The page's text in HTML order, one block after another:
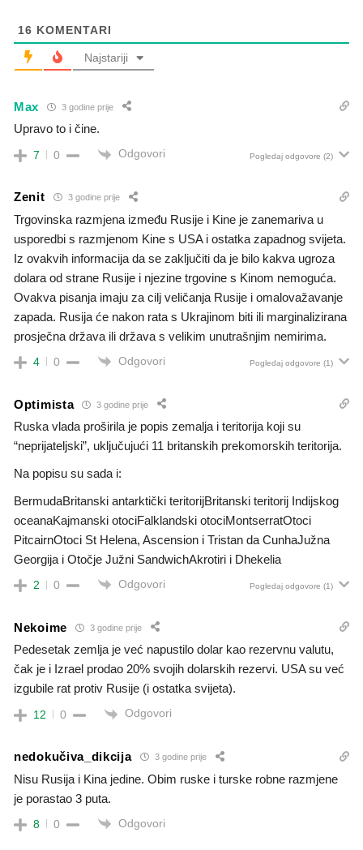
16 KOMENTARI
Najstariji
Max 3 godine prije
Upravo to i čine.
7 0 Odgovori Pogledaj odgovore (2)
Zenit 3 godine prije
Trgovinska razmjena između Rusije i Kine je zanemariva u
usporedbi s razmjenom Kine s USA i ostatka zapadnog svijeta.
Iz ovakvih informacija da se zaključiti da je bilo kakva ugroza
dolara od strane Rusije i njezine trgovine s Kinom nemoguća.
Ovakva pisanja imaju za cilj veličanja Rusije i omalovažavanje
zapada. Rusija će nakon rata s Ukrajinom biti ili marginalizirana
prosječna država ili država s velikim unutrašnjim nemirima.
4 0 Odgovori Pogledaj odgovore (1)
Optimista 3 godine prije
Ruska vlada proširila je popis zemalja i teritorija koji su
“neprijateljski”, uključujući 11 britanskih prekomorskih teritorija.
Na popisu su sada i:
BermudaBritanski antarktički teritorijBritanski teritorij Indijskog
oceanaKajmanski otociFalklandski otociMontserratOtoci
PitcairnOtoci St Helena, Ascension i Tristan da CunhaJužna
Georgija i Otočje Južni SandwichAkrotiri i Dhekelia
2 0 Odgovori Pogledaj odgovore (1)
Nekoime 3 godine prije
Pedesetak zemlja je već napustilo dolar kao rezervnu valutu,
čak je i Izrael prodao 20% svojih dolarskih rezervi. USA su već
izgubile rat protiv Rusije (i ostatka svijeta).
12 0 Odgovori
nedokučiva_dikcija 3 godine prije
Nisu Rusija i Kina jedine. Obim ruske i turske robne razmjene
je porastao 3 puta.
8 0 Odgovori